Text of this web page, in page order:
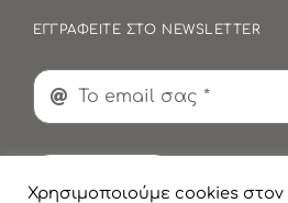
ΕΓΓΡΑΦΕΙΤΕ ΣΤΟ NEWSLETTER
Χρησιμοποιούμε cookies στον